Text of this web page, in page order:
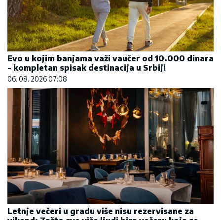
Evo u kojim banjama važi vaučer od 10.000 dinara
- kompletan spisak destinacija u Srbiji
06. 08. 2026 07:08
Letnje večeri u gradu više nisu rezervisane za